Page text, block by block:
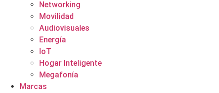
Networking
Movilidad
Audiovisuales
Energía
IoT
Hogar Inteligente
Megafonía
Marcas